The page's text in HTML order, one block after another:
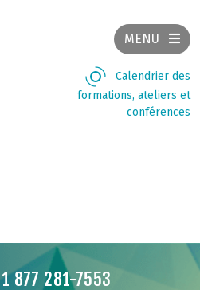
MENU
Calendrier des
formations, ateliers et
conférences
1 877 281-7553